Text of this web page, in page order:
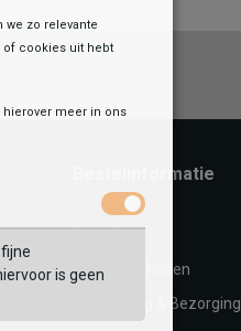
Bestelinformatie
Betaalmethoden
Verzending & Bezorging
zo relevante
of cookies uit hebt
meer in ons
is geen